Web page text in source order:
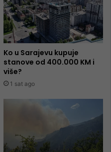
Ko u Sarajevu kupuje
stanove od 400.000 KM i
više?
1 sat ago